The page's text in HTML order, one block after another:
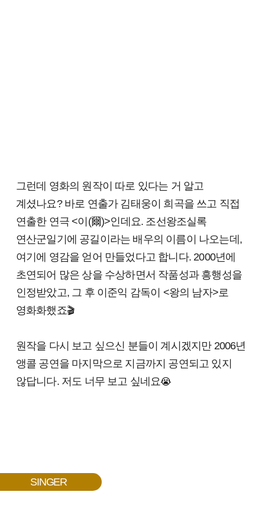
그런데 영화의 원작이 따로 있다는 거 알고
계셨나요? 바로 연출가 김태웅이 희곡을 쓰고 직접
연출한 연극 <이(爾)>인데요. 조선왕조실록
연산군일기에 공길이라는 배우의 이름이 나오는데,
여기에 영감을 얻어 만들었다고 합니다. 2000년에
초연되어 많은 상을 수상하면서 작품성과 흥행성을
인정받았고, 그 후 이준익 감독이 <왕의 남자>로
영화화했죠🎬
원작을 다시 보고 싶으신 분들이 계시겠지만 2006년
앵콜 공연을 마지막으로 지금까지 공연되고 있지
않답니다. 저도 너무 보고 싶네요😭
SINGER